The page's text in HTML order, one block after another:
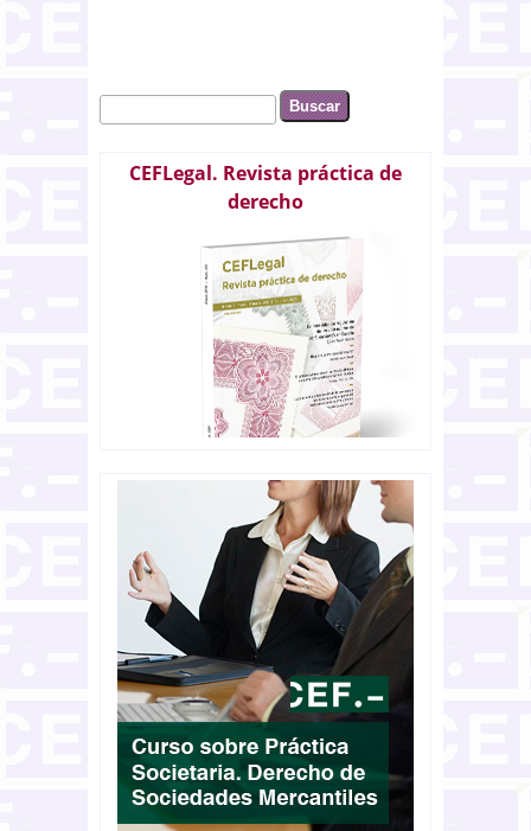
Formulario de búsqueda
Buscar
CEFLegal. Revista práctica de
derecho